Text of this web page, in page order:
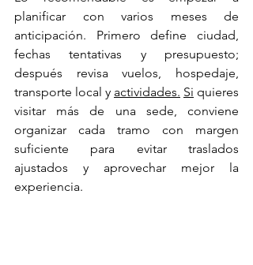
planificar con varios meses de
anticipación. Primero define ciudad,
fechas tentativas y presupuesto;
después revisa vuelos, hospedaje,
transporte local y actividades. Si quieres
visitar más de una sede, conviene
organizar cada tramo con margen
suficiente para evitar traslados
ajustados y aprovechar mejor la
experiencia.